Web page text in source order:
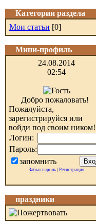
Категории раздела
Мои статьи [0]
Мини-профиль
24.08.2014
02:54
Добро пожаловать!
Пожалуйста,
зарегистрируйся или
войди под своим ником!
Логин:
Пароль:
запомнить
Забыл пароль Регистрация
праздники